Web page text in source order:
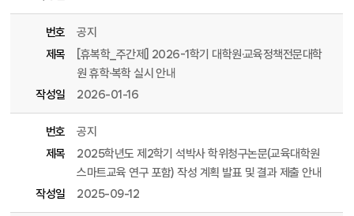
번호
공지
제목
[휴복학_주간제] 2026-1학기 대학원·교육정책전문대학
원 휴학·복학 실시 안내
작성일
2026-01-16
번호
공지
제목
2025학년도 제2학기 석박사 학위청구논문(교육대학원
스마트교육 연구 포함) 작성 계획 발표 및 결과 제출 안내
작성일
2025-09-12